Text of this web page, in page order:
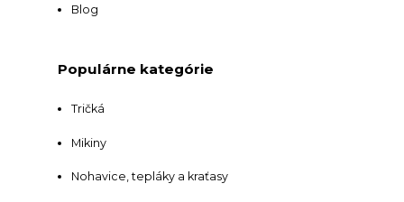
Blog
Populárne kategórie
Tričká
Mikiny
Nohavice, tepláky a kraťasy